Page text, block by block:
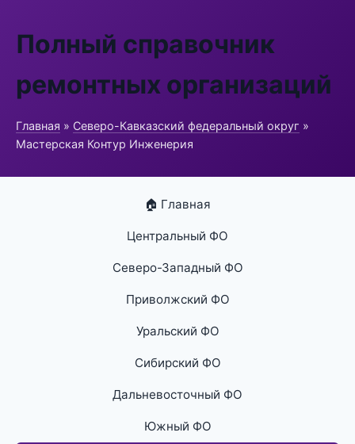
Полный справочник
ремонтных организаций
Главная » Северо-Кавказский федеральный округ »
Мастерская Контур Инженерия
🏠 Главная
Центральный ФО
Северо-Западный ФО
Приволжский ФО
Уральский ФО
Сибирский ФО
Дальневосточный ФО
Южный ФО